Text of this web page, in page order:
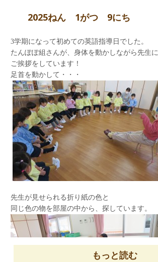
今日の洋食給食
「つめた～い」と言いながらも
持ち上げて見せてくれました。
今日は、小林先生の歌唱指導日です。
ニッコリ!(^^)!笑顔！！
ボールゲームも楽しみました。
2025ねん 1がつ 9にち
3学期になって初めての英語指導日でした。
たんぽぽ組さんが、身体を動かしながら先生に
ご挨拶をしています！
足首を動かして・・・
先生が見せられる折り紙の色と
同じ色の物を部屋の中から、探しています。
もっと読む